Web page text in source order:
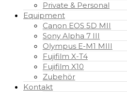
Private & Personal
Equipment
Canon EOS 5D MII
Sony Alpha 7 III
Olympus E-M1 MIII
Fujifilm X-T4
Fujifilm X10
Zubehör
Kontakt